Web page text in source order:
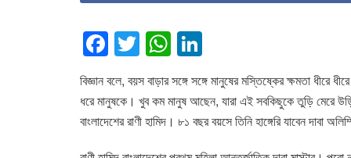
F
a
c
e
b
T
wi
tt
er
W
h
at
s
A
n
k
e
dI
বিজ্ঞান বলে, বয়স বাড়ার সঙ্গে সঙ্গে মানুষের মস্তিষ্কের ক্ষমতা
ধরে মানুষকে। খুব কম মানুষ আছেন, যারা এই সবকিছুকে তুড়ি মেরে
বাংলাদেশের রাণী হামিদ। ৮১ বছর বয়সে তিনি হাঙ্গেরি যাবেন দাবা